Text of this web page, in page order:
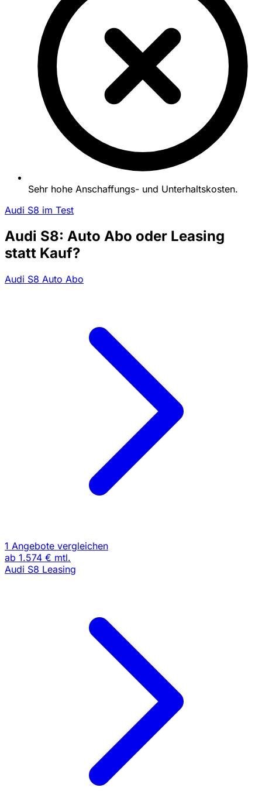
Sehr hohe Anschaffungs- und Unterhaltskosten.
Audi S8 im Test
Audi S8: Auto Abo oder Leasing
statt Kauf?
Audi S8 Auto Abo
1 Angebote vergleichen
ab 1.574 € mtl.
Audi S8 Leasing